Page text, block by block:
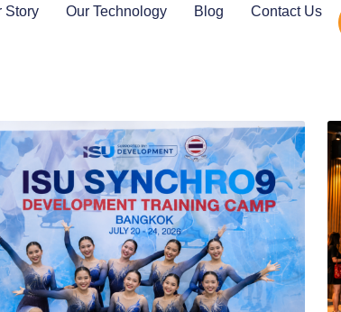
Story Our Technology Blog Contact Us